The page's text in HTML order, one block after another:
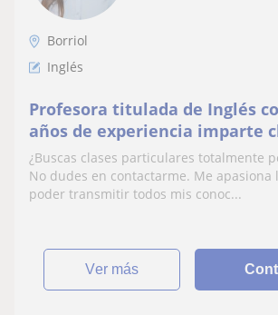
Borriol
Inglés
Profesora titulada de Inglés
años de experiencia imparte
forma online.
¿Buscas clases particulares totalmente
No dudes en contactarme. Me apasiona
poder transmitir todos mis conoc...
ver más